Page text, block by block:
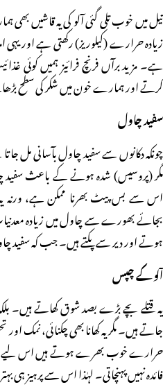
تیل میں خوب تلی گئی آلو کی یہ قاشیں بھی
زیادہ حرارے (کیلوریز) رکھتی ہے اور
ہے۔ مزید برآں فرنچ فرائیز ہمیں کوئی
کرتے اور ہمارے خون میں شکر کی سطح
سفید چاول
چونکہ دکانوں سے سفید چاول بآسانی مل
مگر (پروسیس) شدہ ہونے کے باعث سفید
اس سے بس پیٹ بھرنا ممکن ہے، ورنہ
بجائے بھورے سے چاول میں زیادہ
ہوتے اور دیر سے پکتے ہیں۔ جب کہ
آلو کے چپس
یہ قتلے بچے بڑے بصد شوق کھاتے ہیں۔
جاتے ہیں۔ مگر یہ کھانا بھی چکنائی، نمک
حرارے خوب بھرے ہوتے ہیں اس لیے یہ
فائدہ نہیں پہنچاتی۔ لہٰذا اس سے پرہیز ہی